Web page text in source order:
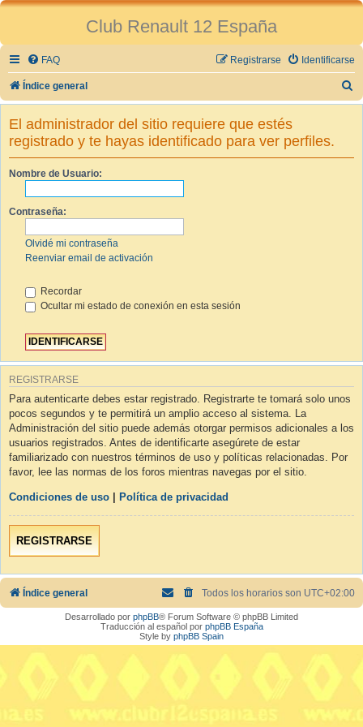
Club Renault 12 España
FAQ Identificarse
Registrarse
Índice general
u
El administrador del sitio requiere que estés
registrado y te hayas identificado para ver perfiles.
Nombre de Usuario:
Contraseña:
Olvidé mi contraseña
Reenviar email de activación
Recordar
Ocultar mi estado de conexión en esta sesión
REGISTRARSE
Para autenticarte debes estar registrado. Registrarte te tomará solo unos
pocos segundos y te permitirá un amplio acceso al sistema. La
Administración del sitio puede además otorgar permisos adicionales a los
usuarios registrados. Antes de identificarte asegúrete de estar
familiarizado con nuestros términos de uso y políticas relacionadas. Por
favor, lee las normas de los foros mientras navegas por el sitio.
Condiciones de uso Política de privacidad
REGISTRARSE
Índice general Todos los horarios son UTC+02:00
Desarrollado por phpBB® Forum Software © phpBB Limited
Traducción al español por phpBB España
Style by phpBB Spain